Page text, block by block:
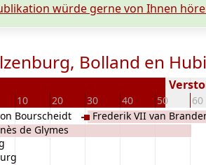
würde gerne von Ihnen
Bolland en
10 20 30 40 50 60
Bourscheidt
de Glymes
Frederik VII van